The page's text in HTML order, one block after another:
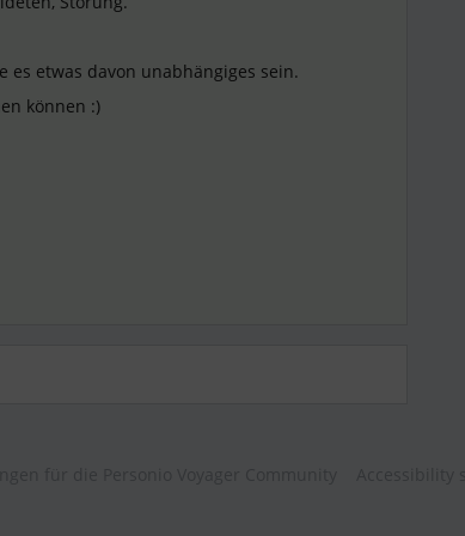
etwas davon unabhängiges sein.
können :)